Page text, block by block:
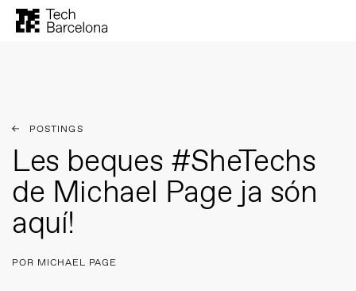
POSTINGS
Les beques #SheTechs
de Michael Page ja són
aquí!
POR MICHAEL PAGE